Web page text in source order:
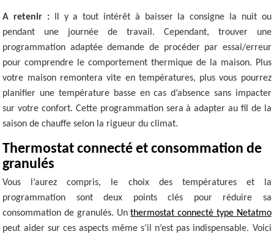
A retenir : Il y a tout intérêt à baisser la consigne la nuit ou
pendant une journée de travail. Cependant, trouver une
programmation adaptée demande de procéder par essai/erreur
pour comprendre le comportement thermique de la maison. Plus
votre maison remontera vite en températures, plus vous pourrez
planifier une température basse en cas d’absence sans impacter
sur votre confort. Cette programmation sera à adapter au fil de la
saison de chauffe selon la rigueur du climat.
Thermostat connecté et consommation de
granulés
Vous l’aurez compris, le choix des températures et la
programmation sont deux points clés pour réduire sa
consommation de granulés. Unthermostat connecté type Netatmo
peut aider sur ces aspects même s’il n’est pas indispensable. Voici